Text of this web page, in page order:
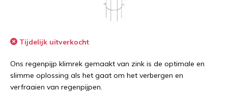
Tijdelijk uitverkocht
Ons regenpijp klimrek gemaakt van zink is de optimale en
slimme oplossing als het gaat om het verbergen en
verfraaien van regenpijpen.